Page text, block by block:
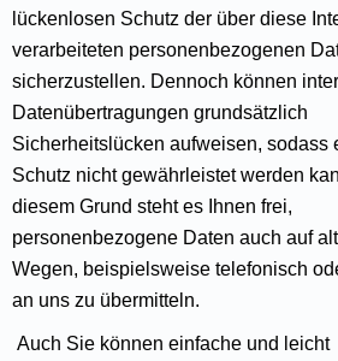
lückenlosen Schutz der über diese
verarbeiteten personenbezogenen
sicherzustellen. Dennoch können
Datenübertragungen grundsätzlich
Sicherheitslücken aufweisen, sodass
Schutz nicht gewährleistet werden
diesem Grund steht es Ihnen frei,
personenbezogene Daten auch auf
Wegen, beispielsweise telefonisch
an uns zu übermitteln.
Auch Sie können einfache und leicht